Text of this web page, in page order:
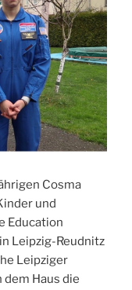
Cosma
und
Education
Leipzig-Reudnitz
Leipziger
Haus die